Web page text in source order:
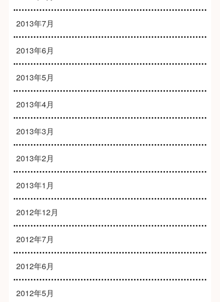
2013年7月
2013年6月
2013年5月
2013年4月
2013年3月
2013年2月
2013年1月
2012年12月
2012年7月
2012年6月
2012年5月